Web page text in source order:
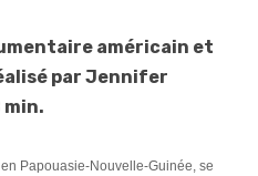
américain et
par Jennifer
min.
Papouasie-Nouvelle-Guinée, se